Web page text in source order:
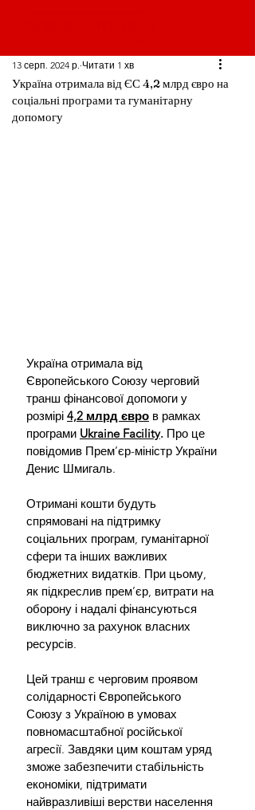
Україна отримала від ЄС 4,2 млрд євро на
соціальні програми та гуманітарну
допомогу
13 серп. 2024 р. Читати 1 хв
Україна отримала від
Європейського Союзу черговий
транш фінансової допомоги у
розмірі 4,2 млрд євро в рамках
програми Ukraine Facility. Про це
повідомив Прем’єр-міністр України
Денис Шмигаль.
Отримані кошти будуть
спрямовані на підтримку
соціальних програм, гуманітарної
сфери та інших важливих
бюджетних видатків. При цьому,
як підкреслив прем’єр, витрати на
оборону і надалі фінансуються
виключно за рахунок власних
ресурсів.
Цей транш є черговим проявом
солідарності Європейського
Союзу з Україною в умовах
повномасштабної російської
агресії. Завдяки цим коштам уряд
зможе забезпечити стабільність
економіки, підтримати
найвразливіші верстви населення